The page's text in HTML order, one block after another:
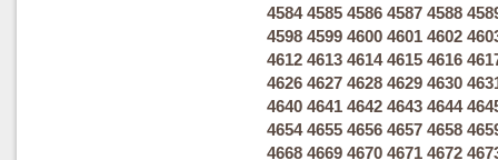
4584 4585 4586 4587 4588
4598 4599 4600 4601 4602
4612 4613 4614 4615 4616
4626 4627 4628 4629 4630
4640 4641 4642 4643 4644
4654 4655 4656 4657 4658
4668 4669 4670 4671 4672